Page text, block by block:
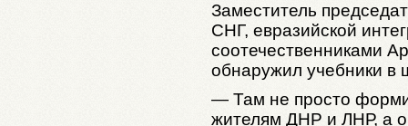
Заместитель
СНГ, евразийской
соотечественниками
обнаружил учебники в
— Там не просто
жителям ДНР и ЛНР, а